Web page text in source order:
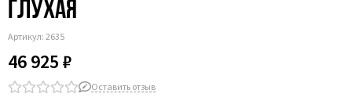
глухая
Артикул: 2635
46 925 ₽
Оставить отзыв